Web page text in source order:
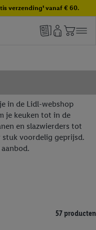
verzending¹ vanaf € 60.
in de Lidl-webshop
je keuken tot in de
en slazwierders tot
stuk voordelig geprijsd.
57 producten